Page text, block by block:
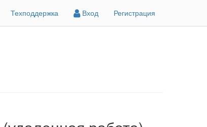
Техподдержка Вход Регистрация